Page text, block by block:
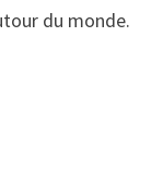
du monde.